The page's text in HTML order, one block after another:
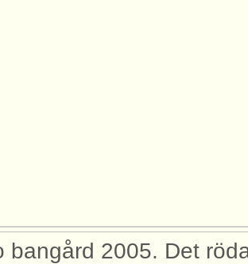
bangård 2005. Det